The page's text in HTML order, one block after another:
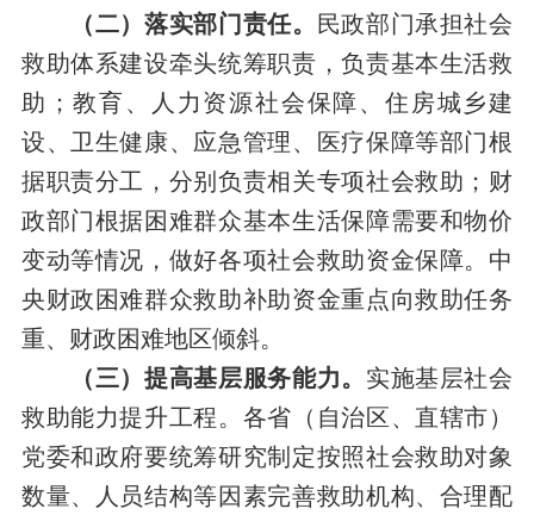
（二）落实部门责任。
民政部门承担社会
救助体系建设牵头统筹职责，负责基本生活救
助；教育、人力资源社会保障、住房城乡建
设、卫生健康、应急管理、医疗保障等部门根
据职责分工，分别负责相关专项社会救助；财
政部门根据困难群众基本生活保障需要和物价
变动等情况，做好各项社会救助资金保障。中
央财政困难群众救助补助资金重点向救助任务
重、财政困难地区倾斜。
（三）提高基层服务能力。 实施基层社会
救助能力提升工程。各省（自治区、直辖市）
党委和政府要统筹研究制定按照社会救助对象
数量、人员结构等因素完善救助机构、合理配